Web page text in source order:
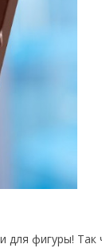
для фигуры! Так